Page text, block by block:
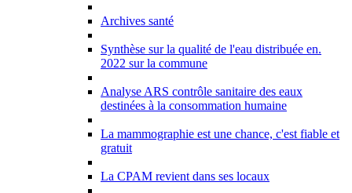
Archives santé
Synthèse sur la qualité de l'eau distribuée en.
2022 sur la commune
Analyse ARS contrôle sanitaire des eaux
destinées à la consommation humaine
La mammographie est une chance, c'est fiable et
gratuit
La CPAM revient dans ses locaux